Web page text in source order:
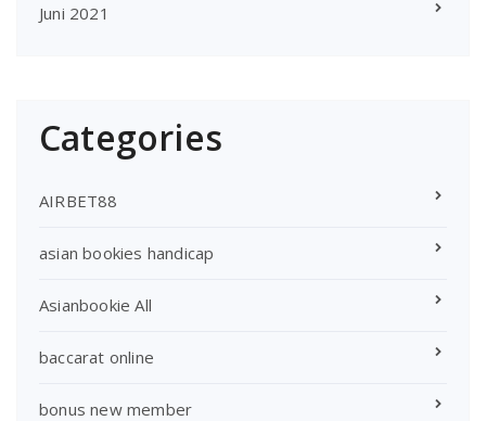
Juni 2021
Categories
AIRBET88
asian bookies handicap
Asianbookie All
baccarat online
bonus new member